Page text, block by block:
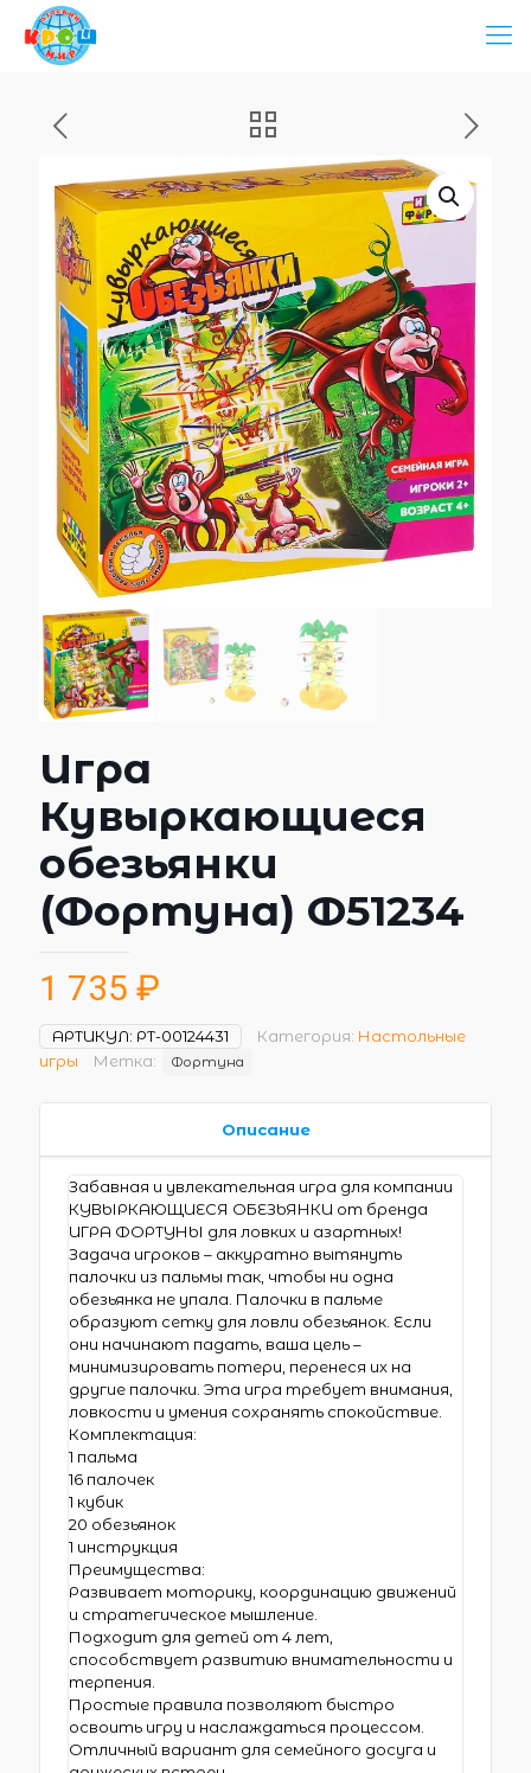
Игра
Кувыркающиеся
обезьянки
(Фортуна) Ф51234
1 735 ₽
АРТИКУЛ: РТ-00124431 Категория: Настольные
игры
Метка: Фортуна
Описание
Забавная и увлекательная игра для компании
КУВЫРКАЮЩИЕСЯ ОБЕЗЬЯНКИ от бренда
ИГРА ФОРТУНЫ для ловких и азартных!
Задача игроков – аккуратно вытянуть
палочки из пальмы так, чтобы ни одна
обезьянка не упала. Палочки в пальме
образуют сетку для ловли обезьянок. Если
они начинают падать, ваша цель –
минимизировать потери, перенеся их на
другие палочки. Эта игра требует внимания,
ловкости и умения сохранять спокойствие.
Комплектация:
1 пальма
16 палочек
1 кубик
20 обезьянок
1 инструкция
Преимущества:
Развивает моторику, координацию движений
и стратегическое мышление.
Подходит для детей от 4 лет,
способствует развитию внимательности и
терпения.
Простые правила позволяют быстро
освоить игру и наслаждаться процессом.
Отличный вариант для семейного досуга и